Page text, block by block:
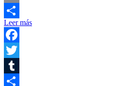
Email
Compartir
Leer más
Facebook
Twitter
Tumblr